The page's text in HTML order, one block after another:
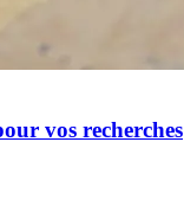
vos recherches